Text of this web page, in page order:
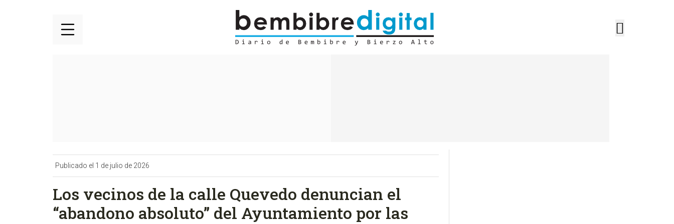
Publicado el 1 de julio de 2026
Los vecinos de la calle Quevedo denuncian el
“abandono absoluto” del Ayuntamiento por las